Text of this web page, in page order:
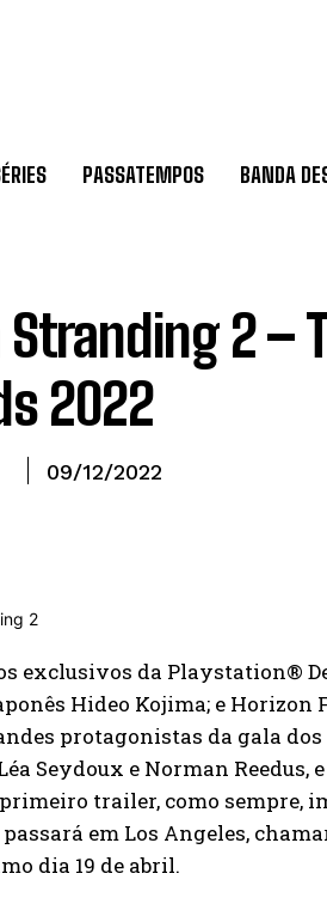
PASSATEMPOS BANDA
2 –
2022
09/12/2022
exclusivos da Playstation®
Hideo Kojima; e Horizon
protagonistas da gala
Seydoux e Norman
trailer, como sempre,
passará em Los Angeles,
dia 19 de abril.